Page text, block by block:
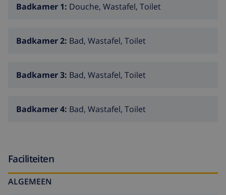
Badkamer 1: Douche, Wastafel, Toilet
Badkamer 2: Bad, Wastafel, Toilet
Badkamer 3: Bad, Wastafel, Toilet
Badkamer 4: Bad, Wastafel, Toilet
Faciliteiten
ALGEMEEN